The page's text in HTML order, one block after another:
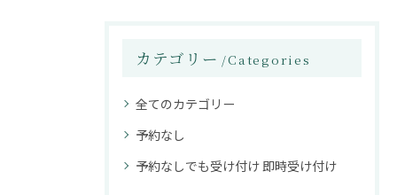
カテゴリー Categories
全てのカテゴリー
予約なし
予約なしでも受け付け 即時受け付け